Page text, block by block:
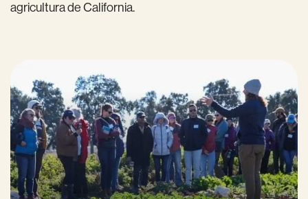
agricultura de California.